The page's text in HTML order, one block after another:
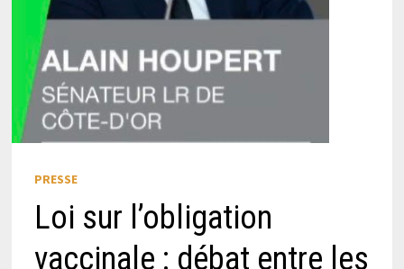
PRESSE
Loi sur l’obligation
vaccinale : débat entre les